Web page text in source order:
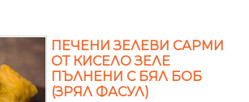
ПЕЧЕНИ ЗЕЛЕВИ САРМИ
ОТ КИСЕЛО ЗЕЛЕ
ПЪЛНЕНИ С БЯЛ БОБ
(ЗРЯЛ ФАСУЛ)